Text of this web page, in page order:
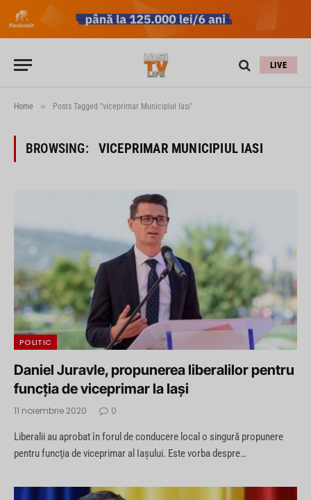
LIVE
Home » Posts Tagged "viceprimar Municipiul Iasi"
BROWSING: VICEPRIMAR MUNICIPIUL IASI
POLITIC
Daniel Juravle, propunerea liberalilor pentru
funcția de viceprimar la Iași
11 noiembrie 2020 0
Liberalii au aprobat în forul de conducere local o singură propunere
pentru funcţia de viceprimar al Iaşului. Este vorba despre…